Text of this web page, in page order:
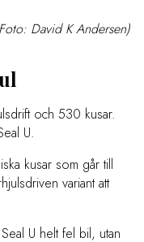
David K Andersen)
och 530 kusar.
U.
kusar som går till
variant att
U helt fel bil, utan